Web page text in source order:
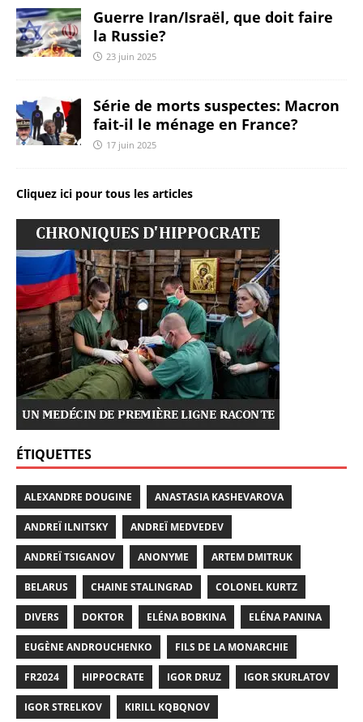
Guerre Iran/Israël, que doit faire
la Russie?
23 juin 2025
Série de morts suspectes: Macron
fait-il le ménage en France?
17 juin 2025
Cliquez ici pour tous les articles
ÉTIQUETTES
ALEXANDRE DOUGINE ANASTASIA KASHEVAROVA
ANDREÏ ILNITSKY ANDREÏ MEDVEDEV
ANDREÏ TSIGANOV ANONYME ARTEM DMITRUK
BELARUS CHAINE STALINGRAD COLONEL KURTZ
DIVERS DOKTOR ELÉNA BOBKINA ELÉNA PANINA
EUGÈNE ANDROUCHENKO FILS DE LA MONARCHIE
FR2024 HIPPOCRATE IGOR DRUZ IGOR SKURLATOV
IGOR STRELKOV KIRILL KQBQNOV